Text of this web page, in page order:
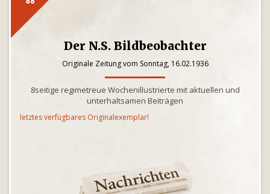
Der N.S. Bildbeobachter
Originale Zeitung vom Sonntag, 16.02.1936
8seitige regimetreue Wochenillustrierte mit aktuellen und
unterhaltsamen Beiträgen
letztes verfügbares Originalexemplar!